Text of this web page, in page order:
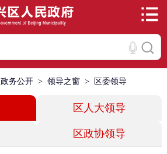
政务公开 > 领导之窗 > 区委领导
区人大领导
区政协领导